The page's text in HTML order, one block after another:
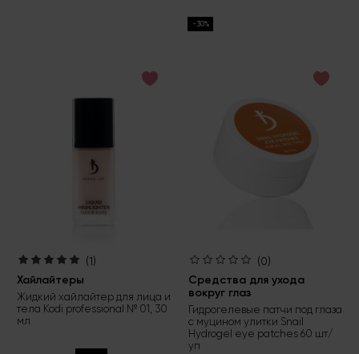
(1)
Хайлайтеры
Жидкий хайлайтер для лица и
тела Kodi professional № 01, 30
мл
-30%
(0)
Средства для ухода
вокруг глаз
Гидрогелевые патчи под глаза
с муцином улитки Snail
Hydrogel eye patches 60 шт/
уп